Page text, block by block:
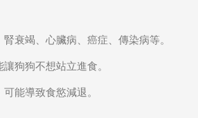
腎衰竭、心臟病、癌症、傳染病等。
讓狗狗不想站立進食。
可能導致食慾減退。